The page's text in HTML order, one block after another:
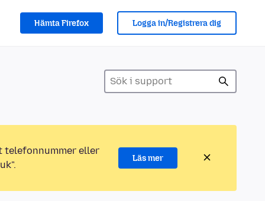
Hämta Firefox Logga in/Registrera dig
eller
Läs mer